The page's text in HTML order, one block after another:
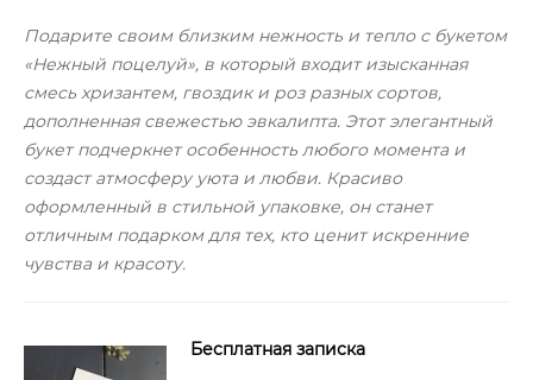
Подарите своим близким нежность и тепло с букетом
«Нежный поцелуй», в который входит изысканная
смесь хризантем, гвоздик и роз разных сортов,
дополненная свежестью эвкалипта. Этот элегантный
букет подчеркнет особенность любого момента и
создаст атмосферу уюта и любви. Красиво
оформленный в стильной упаковке, он станет
отличным подарком для тех, кто ценит искренние
чувства и красоту.
Бесплатная записка